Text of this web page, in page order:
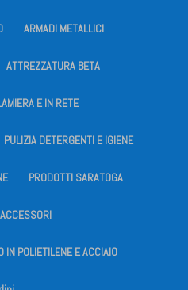
ARMADI METALLICI
ATTREZZATURA BETA
E IN RETE
PULIZIA DETERGENTI E IGIENE
PRODOTTI SARATOGA
IN POLIETILENE E ACCIAIO